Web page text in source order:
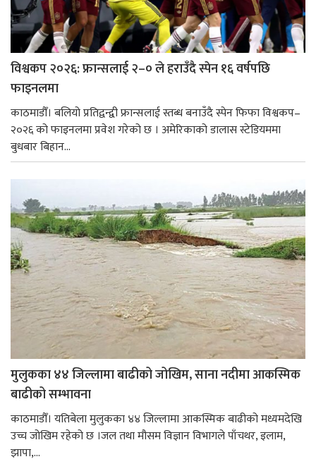
विश्वकप २०२६: फ्रान्सलाई २–० ले हराउँदै स्पेन १६ वर्षपछि
फाइनलमा
काठमाडौँ। बलियो प्रतिद्वन्द्वी फ्रान्सलाई स्तब्ध बनाउँदै स्पेन फिफा विश्वकप–
२०२६ को फाइनलमा प्रवेश गरेको छ । अमेरिकाको डालास स्टेडियममा
बुधबार बिहान...
मुलुकका ४४ जिल्लामा बाढीको जोखिम, साना नदीमा आकस्मिक
बाढीको सम्भावना
काठमाडौँ। यतिबेला मुलुकका ४४ जिल्लामा आकस्मिक बाढीको मध्यमदेखि
उच्च जोखिम रहेको छ ।जल तथा मौसम विज्ञान विभागले पाँचथर, इलाम,
झापा,...